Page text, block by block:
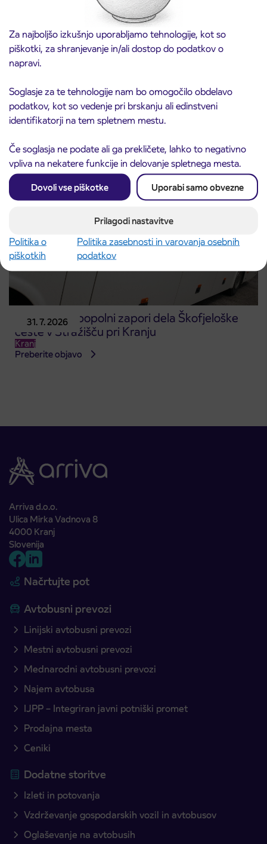
Za najboljšo izkušnjo uporabljamo tehnologije, kot so
piškotki, za shranjevanje in/ali dostop do podatkov o
napravi.
Soglasje za te tehnologije nam bo omogočilo obdelavo
podatkov, kot so vedenje pri brskanju ali edinstveni
identifikatorji na tem spletnem mestu.
Če soglasja ne podate ali ga prekličete, lahko to negativno
vpliva na nekatere funkcije in delovanje spletnega mesta.
Dovoli vse piškotke Uporabi samo obvezne
Prilagodi nastavitve
Politika o
piškotkih
Politika zasebnosti in varovanja osebnih
podatkov
3. 8. 2026
Obvestilo o popolni zapori ceste
ČEŠNJEVEK – TRATA
Kranj
31. 7. 2026
Obvestilo o popolni zapori dela Škofjeloške
ceste v Stražišču pri Kranju
Kranj
Preberite objavo
Arriva d.o.o.
Ulica Mirka Vadnova 8
4000 Kranj
Slovenija
Načrtujte pot
Avtobusni prevozi
Linijski avtobusni prevozi
Mestni avtobusni prevozi
Mednarodni avtobusni prevozi
Najem avtobusa
IJPP – Integriran javni potniški promet
Prodajna mesta
Ceniki
Dodatne storitve
Izleti in potovanja
Vzdrževanje gospodarskih vozil in avtobusov
Oglaševanje na avtobusih